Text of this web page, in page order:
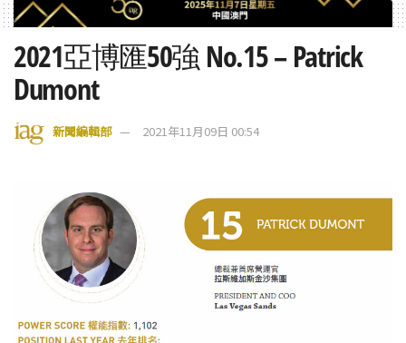
2021亞博匯50強 No.15 – Patrick
Dumont
新聞編輯部 2021年11月09日 00:54